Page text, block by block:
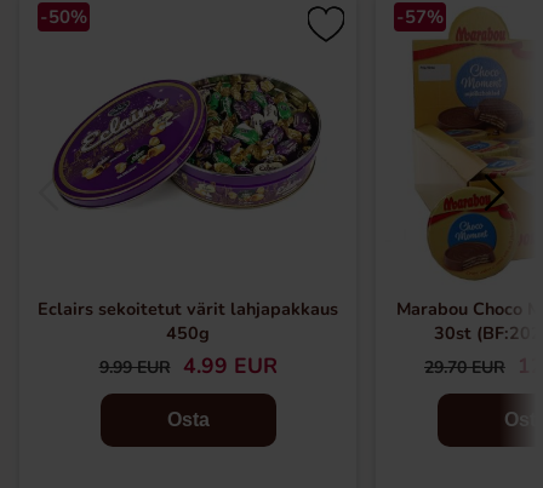
-50%
Eclairs sekoitetut värit lahjapakkaus
450g
9.99 EUR 4.99 EUR
Osta
-57%
Marabou Choco
30st
29.70 EUR